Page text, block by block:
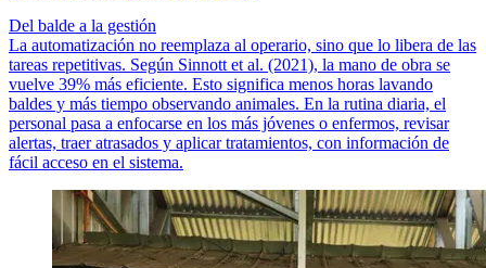
Del balde a la gestión
La automatización no reemplaza al operario, sino que lo libera de las
tareas repetitivas. Según Sinnott et al. (2021), la mano de obra se
vuelve 39% más eficiente. Esto significa menos horas lavando
baldes y más tiempo observando animales. En la rutina diaria, el
personal pasa a enfocarse en los más jóvenes o enfermos, revisar
alertas, traer atrasados y aplicar tratamientos, con información de
fácil acceso en el sistema.